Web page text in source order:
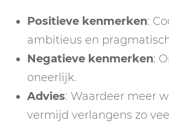
Positieve kenmerken:
ambitieus en
Negatieve kenmerken:
oneerlijk.
Advies: Waardeer meer
vermijd verlangens zo